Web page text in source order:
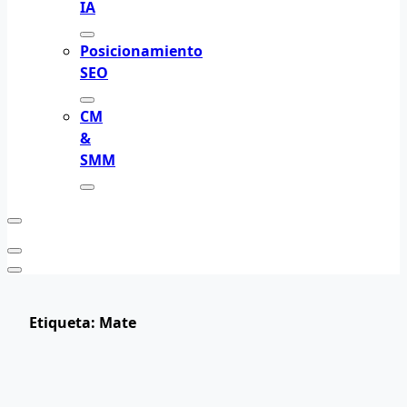
IA
Posicionamiento
SEO
CM
&
SMM
Etiqueta: Mate